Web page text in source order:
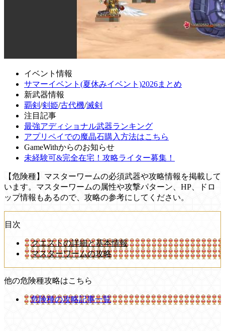
イベント情報
サマーイベント(夏休みイベント)2026まとめ
新武器情報
覇剣 /剣姫/古代機/滅剣
注目記事
最強アディショナル武器ランキング
アプリペイでの魔晶石購入方法はこちら
GameWithからのお知らせ
未経験可&完全在宅！攻略ライター募集！
【危険種】マスターワームの必須武器や攻略情報を掲載して
います。マスターワームの属性や攻撃パターン、HP、ドロ
ップ情報もあるので、攻略の参考にしてください。
目次
クエストの詳細と基本情報
マスターワームの攻略
他の危険種攻略はこちら
危険種の攻略記事一覧